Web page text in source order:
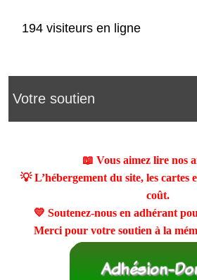
194 visiteurs en ligne
Votre soutien
📖 Vous aimez lire nos
💡 L’hébergement du site, les cartes
coût.
💛 Soutenez-nous en adhérant
Merci pour votre soutien à la